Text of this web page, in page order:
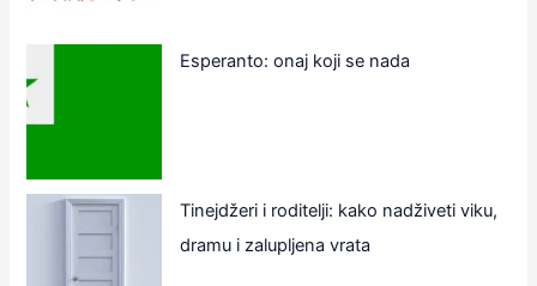
Esperanto: onaj koji se nada
Tinejdžeri i roditelji: kako nadživeti viku,
dramu i zalupljena vrata